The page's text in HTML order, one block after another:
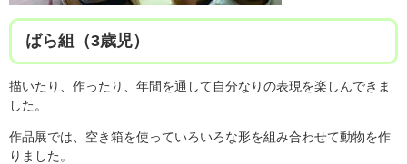
ばら組（3歳児）
描いたり、作ったり、年間を通して自分なりの表現を楽しんできま
した。
作品展では、空き箱を使っていろいろな形を組み合わせて動物を作
りました。